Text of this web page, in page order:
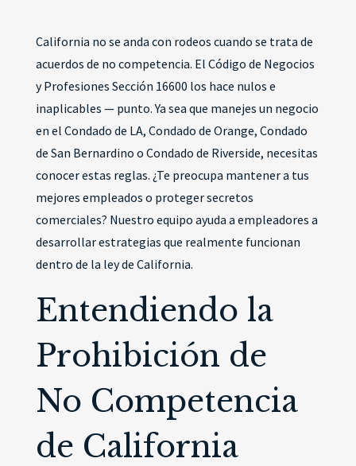
California no se anda con rodeos cuando se trata de
acuerdos de no competencia. El Código de Negocios
y Profesiones Sección 16600 los hace nulos e
inaplicables — punto. Ya sea que manejes un negocio
en el Condado de LA, Condado de Orange, Condado
de San Bernardino o Condado de Riverside, necesitas
conocer estas reglas. ¿Te preocupa mantener a tus
mejores empleados o proteger secretos
comerciales? Nuestro equipo ayuda a empleadores a
desarrollar estrategias que realmente funcionan
dentro de la ley de California.
Entendiendo la
Prohibición de
No Competencia
de California